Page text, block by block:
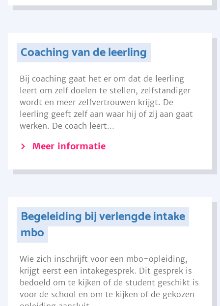
Coaching van de leerling
Bij coaching gaat het er om dat de leerling
leert om zelf doelen te stellen, zelfstandiger
wordt en meer zelfvertrouwen krijgt. De
leerling geeft zelf aan waar hij of zij aan gaat
werken. De coach leert...
Meer informatie
Begeleiding bij verlengde intake
mbo
Wie zich inschrijft voor een mbo-opleiding,
krijgt eerst een intakegesprek. Dit gesprek is
bedoeld om te kijken of de student geschikt is
voor de school en om te kijken of de gekozen